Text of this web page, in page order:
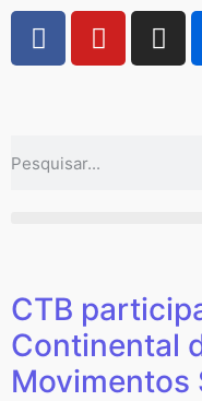
CTB
Continental
Movimentos